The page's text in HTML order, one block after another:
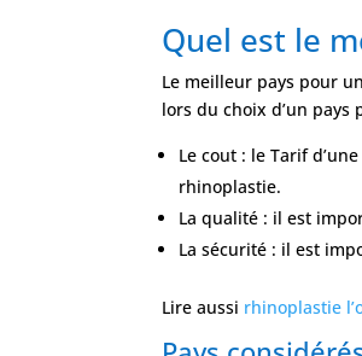
Quel est le
Le meilleur pays pour
lors du choix d’un
Le cout : le Tarif
rhinoplastie.
La qualité : il est
La sécurité : il est
Lire aussi rhinoplastie